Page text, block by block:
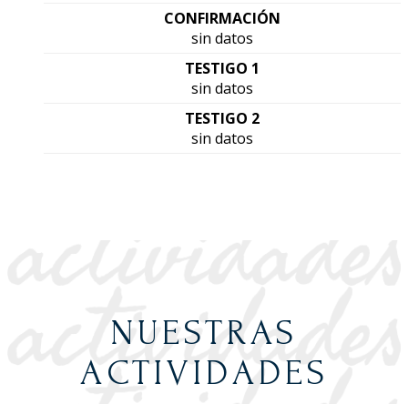
CONFIRMACIÓN
sin datos
TESTIGO 1
sin datos
TESTIGO 2
sin datos
NUESTRAS
ACTIVIDADES